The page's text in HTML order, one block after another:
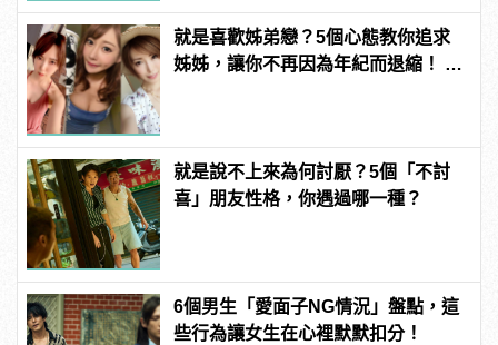
就是喜歡姊弟戀？5個心態教你追求
姊姊，讓你不再因為年紀而退縮！ |
就是說不上來為何討厭？5個「不討
喜」朋友性格，你遇過哪一種？
6個男生「愛面子NG情況」盤點，這
些行為讓女生在心裡默默扣分！